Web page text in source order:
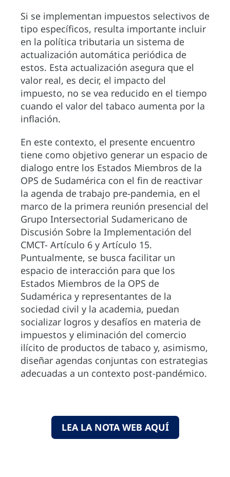
Si se implementan impuestos selectivos de
tipo específicos, resulta importante incluir
en la política tributaria un sistema de
actualización automática periódica de
estos. Esta actualización asegura que el
valor real, es decir, el impacto del
impuesto, no se vea reducido en el tiempo
cuando el valor del tabaco aumenta por la
inflación.
En este contexto, el presente encuentro
tiene como objetivo generar un espacio de
dialogo entre los Estados Miembros de la
OPS de Sudamérica con el fin de reactivar
la agenda de trabajo pre-pandemia, en el
marco de la primera reunión presencial del
Grupo Intersectorial Sudamericano de
Discusión Sobre la Implementación del
CMCT- Artículo 6 y Artículo 15.
Puntualmente, se busca facilitar un
espacio de interacción para que los
Estados Miembros de la OPS de
Sudamérica y representantes de la
sociedad civil y la academia, puedan
socializar logros y desafíos en materia de
impuestos y eliminación del comercio
ilícito de productos de tabaco y, asimismo,
diseñar agendas conjuntas con estrategias
adecuadas a un contexto post-pandémico.
LEA LA NOTA WEB AQUÍ